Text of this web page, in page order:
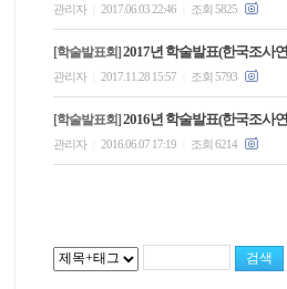
관리자 2017.06.03 22:46 조회 5825
[학술발표회] 2017년 학술발표(한국조사
관리자 2017.11.28 15:57 조회 5793
[학술발표회] 2016년 학술발표(한국조사
관리자 2016.06.07 17:19 조회 6214